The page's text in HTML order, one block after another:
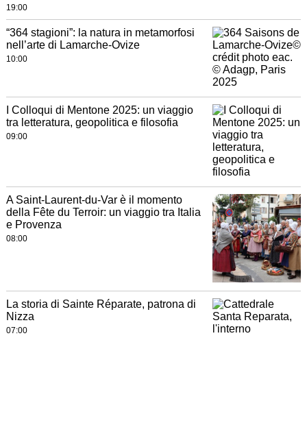
19:00
“364 stagioni”: la natura in metamorfosi
nell’arte di Lamarche-Ovize
10:00
I Colloqui di Mentone 2025: un viaggio
tra letteratura, geopolitica e filosofia
09:00
A Saint-Laurent-du-Var è il momento
della Fête du Terroir: un viaggio tra Italia
e Provenza
08:00
La storia di Sainte Réparate, patrona di
Nizza
07:00